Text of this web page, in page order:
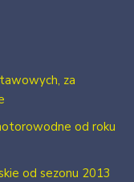
za
od roku
od sezonu 2013